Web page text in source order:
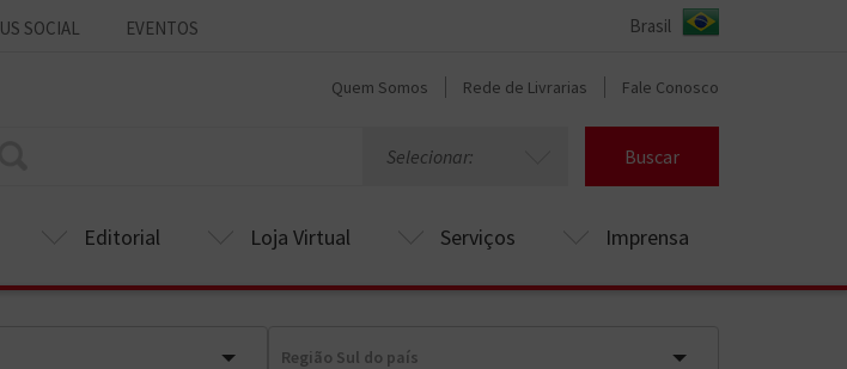
SOCIAL EVENTOS
Quem Somos Rede de Livrarias Fale Conosco
Selecionar: Buscar
Editorial Loja Virtual Serviços Imprensa
Região Sul do país